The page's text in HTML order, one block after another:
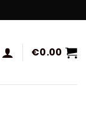
€0.00